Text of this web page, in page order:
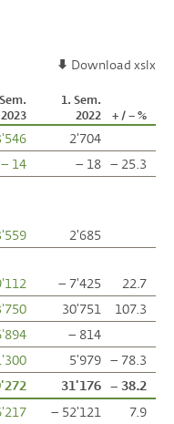
Download xslx
2023
1. Sem.
2022
+ / – %
2'704
– 14 – 18 – 25.3
2'685
– 7'425
22.7
30'751
107.3
– 814
5'979 – 78.3
31'176 – 38.2
– 52'121
7.9